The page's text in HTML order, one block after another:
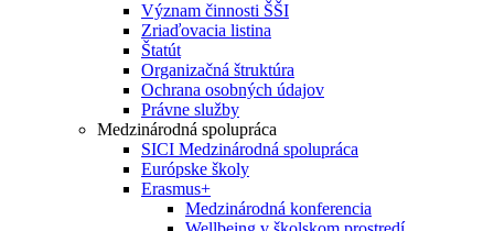
Význam činnosti ŠŠI
Zriaďovacia listina
Štatút
Organizačná štruktúra
Ochrana osobných údajov
Právne služby
Medzinárodná spolupráca
SICI Medzinárodná spolupráca
Európske školy
Erasmus+
Medzinárodná konferencia